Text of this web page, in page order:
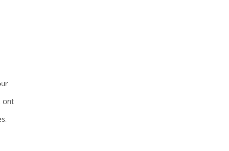
ont